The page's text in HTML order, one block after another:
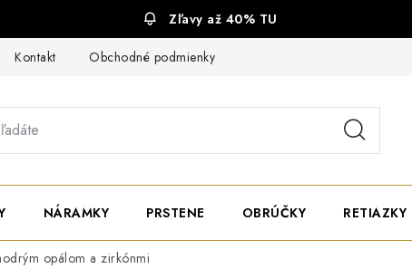
Zľavy až 40% TU
Kontakt Obchodné podmienky
NÁRAMKY PRSTENE OBRÚČKY RETIAZKY
opálom a zirkónmi